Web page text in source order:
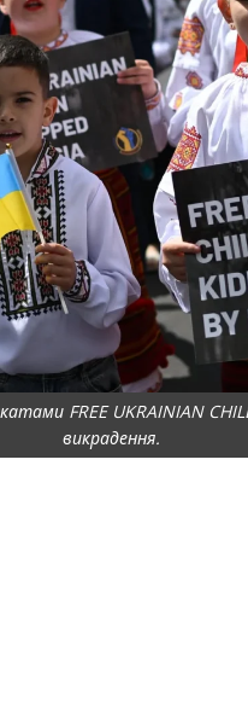
FREE UKRAINIAN
викрадення.